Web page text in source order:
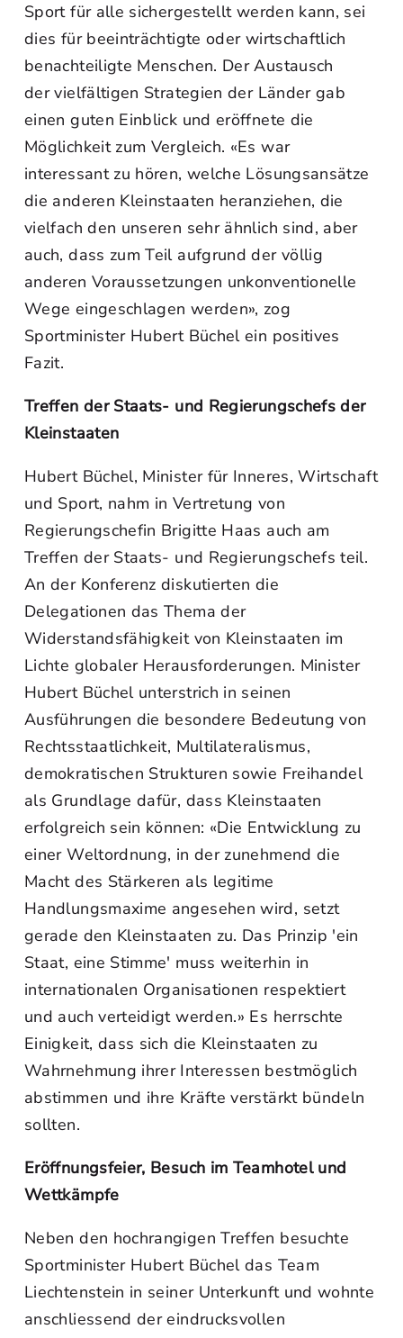
Sport für alle sichergestellt werden kann, sei
dies für beeinträchtigte oder wirtschaftlich
benachteiligte Menschen. Der Austausch
der vielfältigen Strategien der Länder gab
einen guten Einblick und eröffnete die
Möglichkeit zum Vergleich. «Es war
interessant zu hören, welche Lösungsansätze
die anderen Kleinstaaten heranziehen, die
vielfach den unseren sehr ähnlich sind, aber
auch, dass zum Teil aufgrund der völlig
anderen Voraussetzungen unkonventionelle
Wege eingeschlagen werden», zog
Sportminister Hubert Büchel ein positives
Fazit.
Treffen der Staats- und Regierungschefs der
Kleinstaaten
Hubert Büchel, Minister für Inneres, Wirtschaft
und Sport, nahm in Vertretung von
Regierungschefin Brigitte Haas auch am
Treffen der Staats- und Regierungschefs teil.
An der Konferenz diskutierten die
Delegationen das Thema der
Widerstandsfähigkeit von Kleinstaaten im
Lichte globaler Herausforderungen. Minister
Hubert Büchel unterstrich in seinen
Ausführungen die besondere Bedeutung von
Rechtsstaatlichkeit, Multilateralismus,
demokratischen Strukturen sowie Freihandel
als Grundlage dafür, dass Kleinstaaten
erfolgreich sein können: «Die Entwicklung zu
einer Weltordnung, in der zunehmend die
Macht des Stärkeren als legitime
Handlungsmaxime angesehen wird, setzt
gerade den Kleinstaaten zu. Das Prinzip 'ein
Staat, eine Stimme' muss weiterhin in
internationalen Organisationen respektiert
und auch verteidigt werden.» Es herrschte
Einigkeit, dass sich die Kleinstaaten zu
Wahrnehmung ihrer Interessen bestmöglich
abstimmen und ihre Kräfte verstärkt bündeln
sollten.
Eröffnungsfeier, Besuch im Teamhotel und
Wettkämpfe
Neben den hochrangigen Treffen besuchte
Sportminister Hubert Büchel das Team
Liechtenstein in seiner Unterkunft und wohnte
anschliessend der eindrucksvollen